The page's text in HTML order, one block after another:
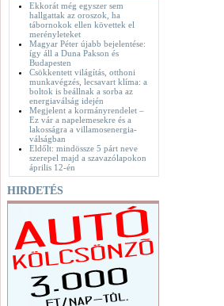
Ekkorát még egyszer sem
hallgattak az oroszok, ha
tábornokok ellen követtek el
merényleteket
Magyar Péter újabb bejelentése:
így áll a Duna Pakson és
Budapesten
Csökkentett világítás, otthoni
munkavégzés, lecsavart klíma: a
boltok is beállnak a sorba az
energiaválság idején
Megjelent a kormányrendelet –
Ez vár a napelemesekre és a
lakosságra a villamosenergia-
válságban
Eldőlt: mindössze 5 párt neve
szerepel majd a szavazólapokon
április 12-én
HIRDETÉS